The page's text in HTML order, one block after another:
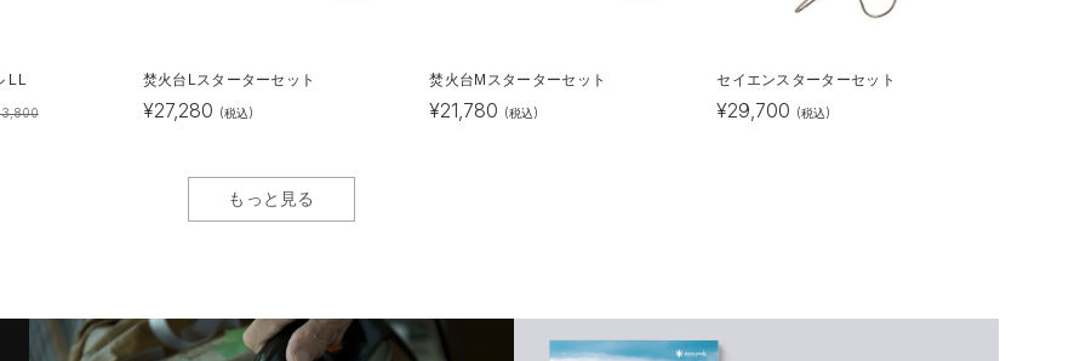
LL 焚火台Lスターターセット
¥27,280 (税込)
焚火台Mスターターセット
¥21,780 (税込)
セイエンスターターセット
¥29,700 (税込)
もっと見る